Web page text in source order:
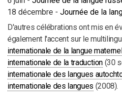
18 décembre - Journée de la
D'autres célébrations ont mis en
également l'accent sur le
internationale de la langue
internationale de la traduction (30
internationale des langues
internationale des langues (2008).